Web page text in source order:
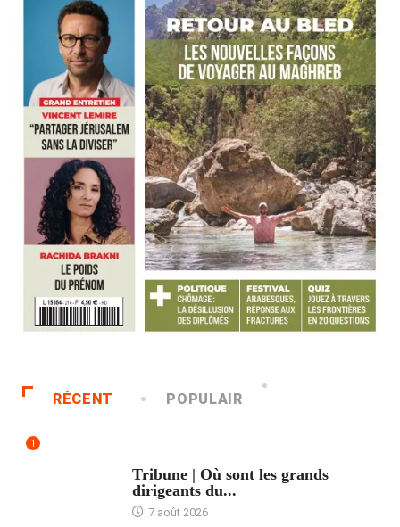
RÉCENT POPULAIR
1
Tribune | Où sont les grands
dirigeants du...
7 août 2026